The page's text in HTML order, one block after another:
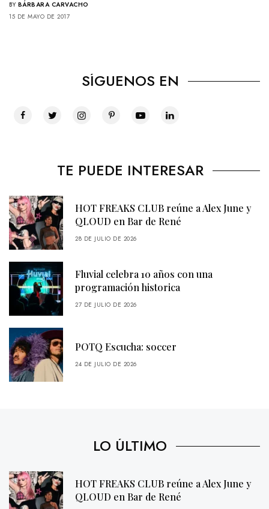
BY BÁRBARA CARVACHO
15 DE MAYO DE 2017
SÍGUENOS EN
TE PUEDE INTERESAR
HOT FREAKS CLUB reúne a Alex June y
QLOUD en Bar de René
28 DE JULIO DE 2026
Fluvial celebra 10 años con una
programación historica
27 DE JULIO DE 2026
POTQ Escucha: soccer
24 DE JULIO DE 2026
LO ÚLTIMO
HOT FREAKS CLUB reúne a Alex June y
QLOUD en Bar de René